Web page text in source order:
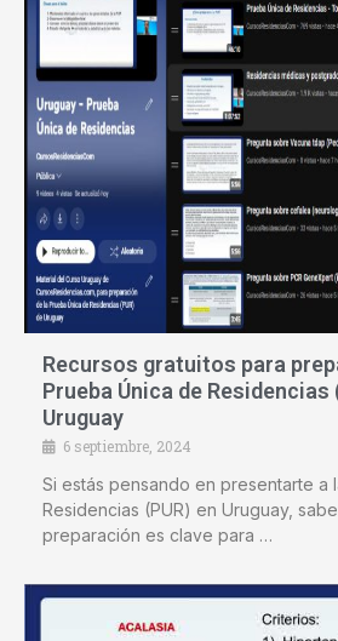
Recursos gratuitos para
Prueba Única de Residencias
Uruguay
6 septiembre, 2024
Si estás pensando en presentarte a
Residencias (PUR) en Uruguay,
preparación es clave para …